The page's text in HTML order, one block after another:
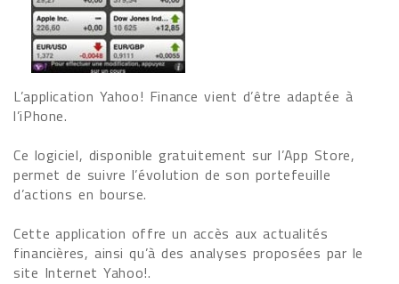
L’application Yahoo! Finance vient d’être adaptée à
l’iPhone.
Ce logiciel, disponible gratuitement sur l’App Store,
permet de suivre l’évolution de son portefeuille
d’actions en bourse.
Cette application offre un accès aux actualités
financières, ainsi qu’à des analyses proposées par le
site Internet Yahoo!.